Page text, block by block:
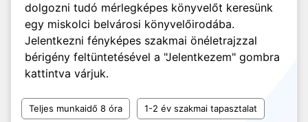
dolgozni tudó mérlegképes könyvelőt keresünk
egy miskolci belvárosi könyvelőirodába.
Jelentkezni fényképes szakmai önéletrajzzal
bérigény feltüntetésével a "Jelentkezem" gombra
kattintva várjuk.
Teljes munkaidő 8 óra 1-2 év szakmai tapasztalat